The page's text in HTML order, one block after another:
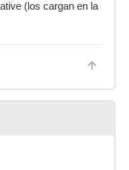
(los cargan en la